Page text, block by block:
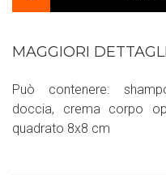
MAGGIORI DETTAGLI
Può contenere:
doccia, crema corpo
quadrato 8x8 cm